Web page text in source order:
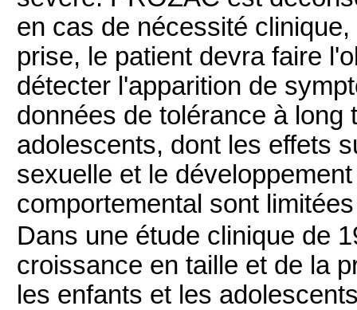
en cas de nécessité
prise, le patient devra faire
détecter l'apparition de
données de tolérance à
adolescents, dont les effets
sexuelle et le
comportemental sont
Dans une étude clinique de
croissance en taille et de la
les enfants et les